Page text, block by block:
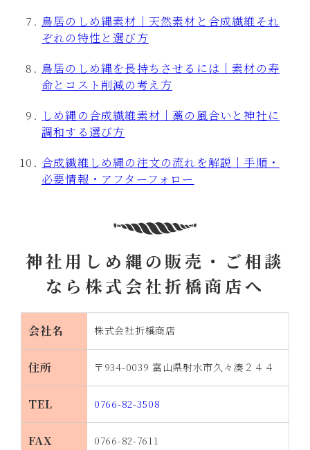
鳥居のしめ縄素材｜天然素材と合成繊維それ
ぞれの特性と選び方
鳥居のしめ縄を長持ちさせるには｜素材の寿
命とコスト削減の考え方
しめ縄の合成繊維素材｜藁の風合いと神社に
調和する選び方
合成繊維しめ縄の注文の流れを解説｜手順・
必要情報・アフターフォロー
神社用しめ縄の販売・ご相談
なら株式会社折橋商店へ
会社名 株式会社折橋商店
住所 〒934-0039 富山県射水市久々湊２４４
TEL 0766-82-3508
FAX 0766-82-7611